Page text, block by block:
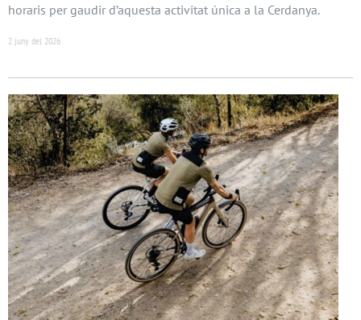
horaris per gaudir d’aquesta activitat única a la Cerdanya.
2 juny del 2026